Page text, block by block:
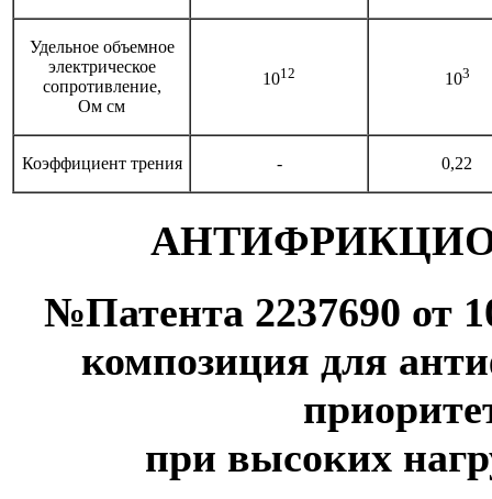
Удельное объемное
электрическое
сопротивление,
Ом см
1012 103
Коэффициент трения - 0,22
№Патента 2237690 от
композиция для
при высоких